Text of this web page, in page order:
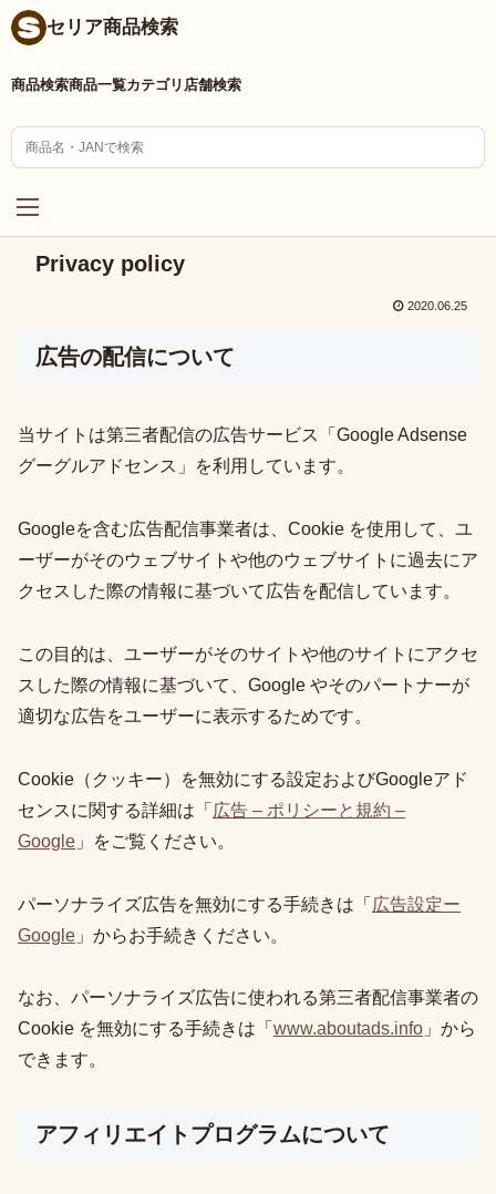
セリア商品検索
商品検索商品一覧カテゴリ 店舗検索
Privacy policy
2020.06.25
広告の配信について
当サイトは第三者配信の広告サービス「Google Adsense
グーグルアドセンス」を利用しています。
Googleを含む広告配信事業者は、Cookie を使用して、ユ
ーザーがそのウェブサイトや他のウェブサイトに過去にア
クセスした際の情報に基づいて広告を配信しています。
この目的は、ユーザーがそのサイトや他のサイトにアクセ
スした際の情報に基づいて、Google やそのパートナーが
適切な広告をユーザーに表示するためです。
Cookie（クッキー）を無効にする設定およびGoogleアド
センスに関する詳細は「 広告 – ポリシーと規約 –
Google 」をご覧ください。
パーソナライズ広告を無効にする手続きは「 広告設定ー
Google 」からお手続きください。
なお、パーソナライズ広告に使われる第三者配信事業者の
Cookie を無効にする手続きは「 www.aboutads.info 」から
できます。
アフィリエイトプログラムについて